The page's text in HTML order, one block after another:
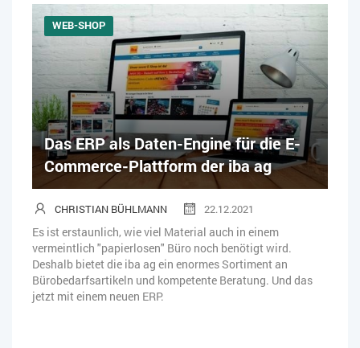
Das ERP als Daten-Engine für die E-
Commerce-Plattform der iba ag
WEB-SHOP
CHRISTIAN BÜHLMANN 22.12.2021
Es ist erstaunlich, wie viel Material auch in einem
vermeintlich "papierlosen" Büro noch benötigt wird.
Deshalb bietet die iba ag ein enormes Sortiment an
Bürobedarfsartikeln und kompetente Beratung. Und das
jetzt mit einem neuen ERP.